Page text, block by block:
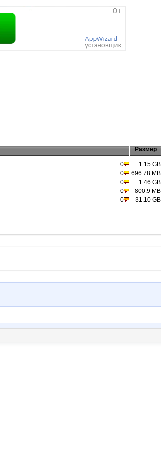
Размер
0 1.15 GB
0 696.78 MB
0 1.46 GB
0 800.9 MB
0 31.10 GB